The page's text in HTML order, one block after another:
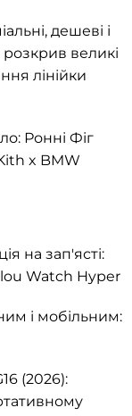
дешеві і
великі
лінійки
Ронні Фіг
x BMW
на зап'ясті:
Watch Hyper
і мобільним:
(2026):